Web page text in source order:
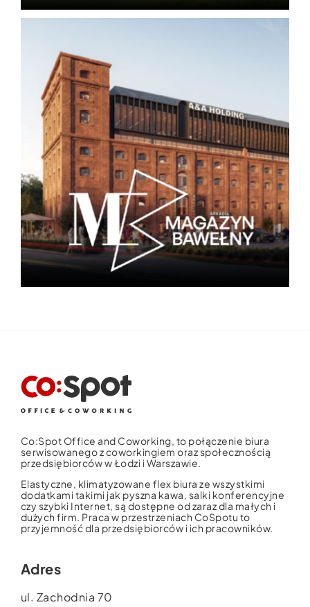
Co:Spot Office and Coworking, to połączenie biura
serwisowanego z coworkingiem oraz społecznością
przedsiębiorców w Łodzi i Warszawie.
Elastyczne, klimatyzowane flex biura ze wszystkimi
dodatkami takimi jak pyszna kawa, salki konferencyjne
czy szybki Internet, są dostępne od zaraz dla małych i
dużych firm. Praca w przestrzeniach CoSpotu to
przyjemność dla przedsiębiorców i ich pracowników.
Adres
ul. Zachodnia 70